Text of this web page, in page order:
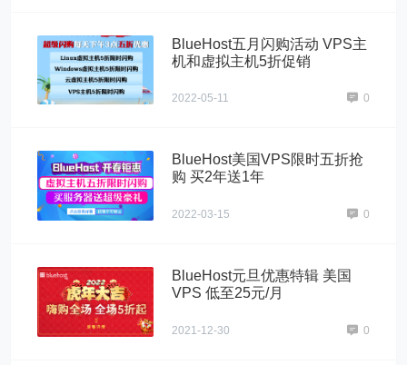
BlueHost五月闪购活动 VPS主
机和虚拟主机5折促销
2022-05-11 0
BlueHost美国VPS限时五折抢
购 买2年送1年
2022-03-15 0
BlueHost元旦优惠特辑 美国
VPS 低至25元/月
2021-12-30 0